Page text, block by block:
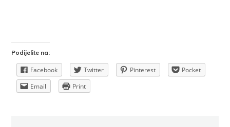
Podijelite na:
Facebook Twitter Pinterest
Pocket
Email
Print